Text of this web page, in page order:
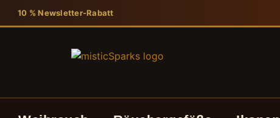
10 % Newsletter-Rabatt